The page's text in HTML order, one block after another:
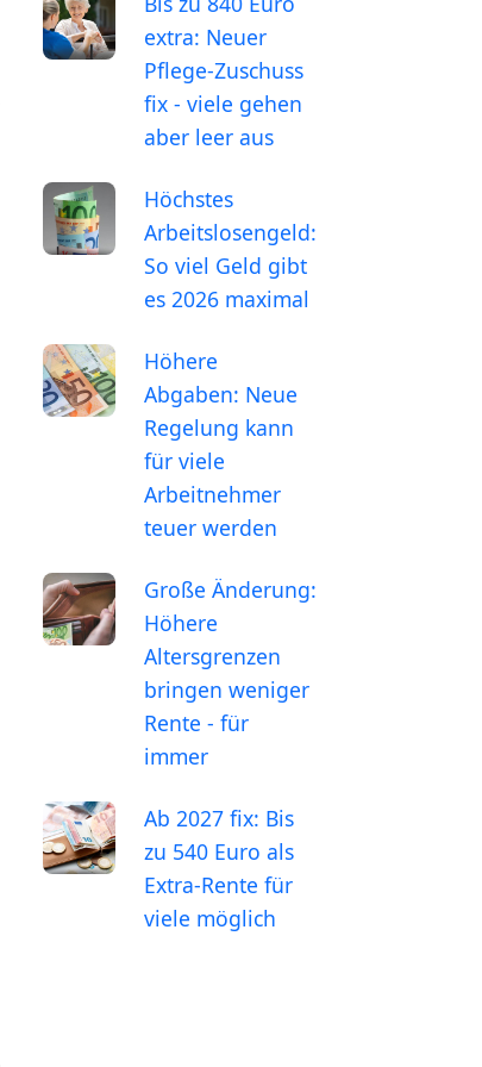
extra: Neuer
Pflege-Zuschuss
fix - viele gehen
aber leer aus
Höchstes
Arbeitslosengeld:
So viel Geld gibt
es 2026 maximal
Höhere
Abgaben: Neue
Regelung kann
für viele
Arbeitnehmer
teuer werden
Große Änderung:
Höhere
Altersgrenzen
bringen weniger
Rente - für
immer
Ab 2027 fix: Bis
zu 540 Euro als
Extra-Rente für
viele möglich